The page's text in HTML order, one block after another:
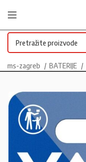
ms-zagreb BATERIJE